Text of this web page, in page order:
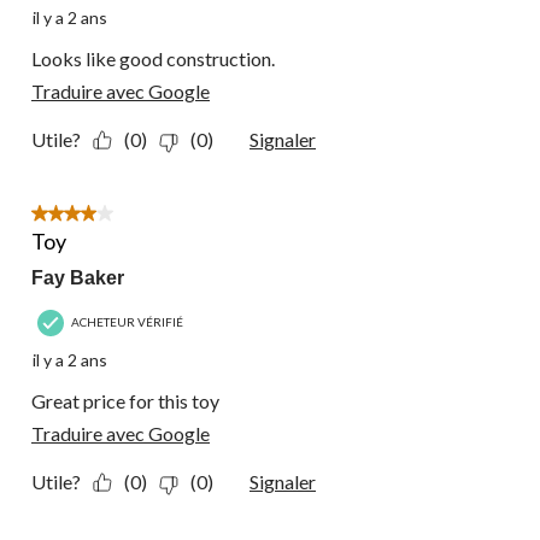
il y a 2 ans
Looks like good construction.
Traduire avec Google
Utile? (0) (0) Signaler
4 étoile(s) sur 5.
Toy
Fay Baker
ACHETEUR VÉRIFIÉ
il y a 2 ans
Great price for this toy
Traduire avec Google
Utile? (0) (0) Signaler